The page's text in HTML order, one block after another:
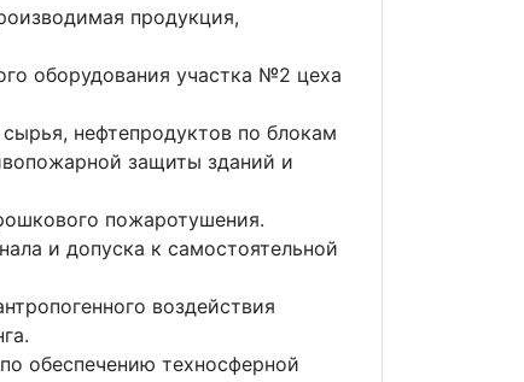
продукция,
оборудования участка №2 цеха
нефтепродуктов по блокам
защиты зданий и
пожаротушения.
и допуска к самостоятельной
воздействия
обеспечению техносферной